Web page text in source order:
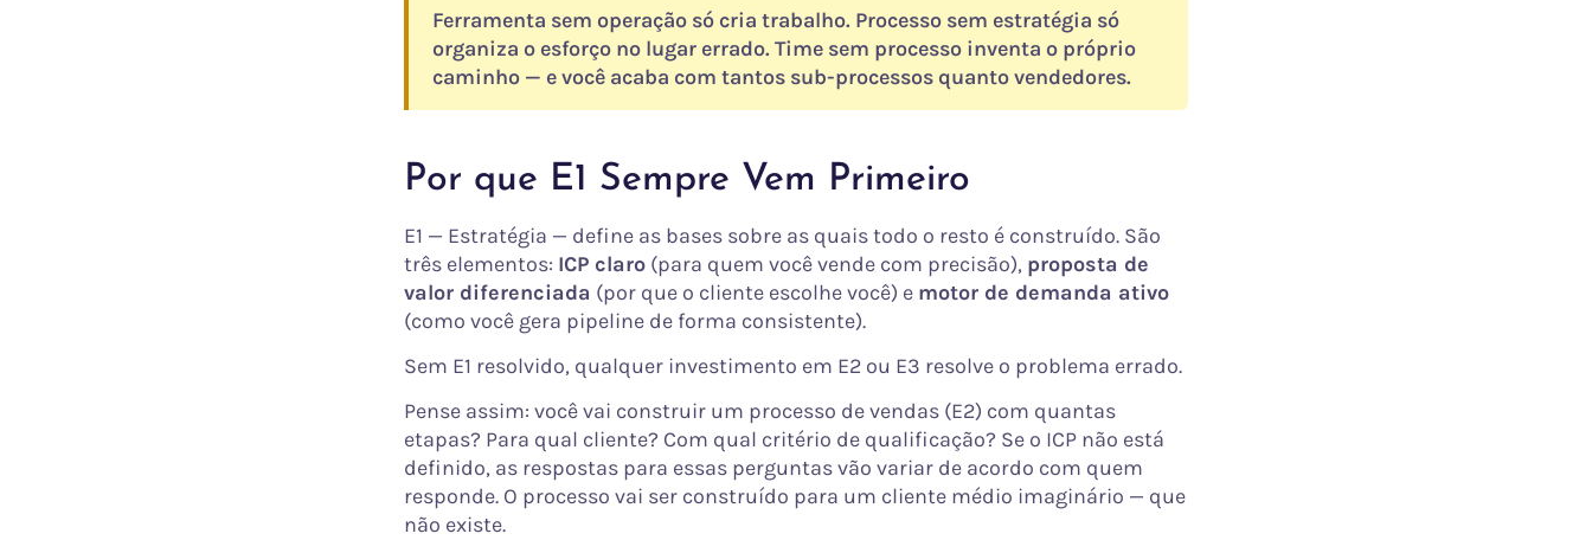
Ferramenta sem operação só cria trabalho. Processo sem estratégia só
organiza o esforço no lugar errado. Time sem processo inventa o próprio
caminho — e você acaba com tantos sub-processos quanto vendedores.
Por que E1 Sempre Vem Primeiro
E1 — Estratégia — define as bases sobre as quais todo o resto é construído. São
três elementos: ICP claro (para quem você vende com precisão), proposta de
valor diferenciada (por que o cliente escolhe você) e motor de demanda ativo
(como você gera pipeline de forma consistente).
Sem E1 resolvido, qualquer investimento em E2 ou E3 resolve o problema errado.
Pense assim: você vai construir um processo de vendas (E2) com quantas
etapas? Para qual cliente? Com qual critério de qualificação? Se o ICP não está
definido, as respostas para essas perguntas vão variar de acordo com quem
responde. O processo vai ser construído para um cliente médio imaginário — que
não existe.